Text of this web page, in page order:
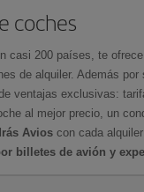
coches
casi 200 países, te
de alquiler. Además por
ventajas exclusivas:
al mejor precio, un
Avios con cada
billetes de avión y